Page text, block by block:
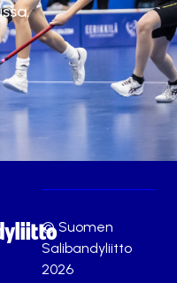
© Suomen
Salibandyliitto
2026